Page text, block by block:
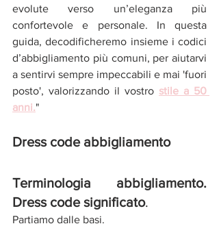
evolute verso un’eleganza più
confortevole e personale. In questa
guida, decodificheremo insieme i codici
d’abbigliamento più comuni, per aiutarvi
a sentirvi sempre impeccabili e mai 'fuori
posto', valorizzando il vostro stile a 50
anni."
Dress code abbigliamento
Terminologia abbigliamento.
Dress code significato.
Partiamo dalle basi.